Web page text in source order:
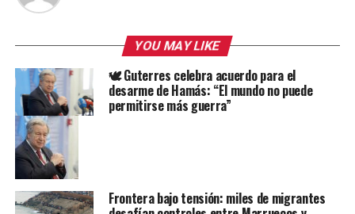
YOU MAY LIKE
🕊️ Guterres celebra acuerdo para el
desarme de Hamás: “El mundo no puede
permitirse más guerra”
Frontera bajo tensión: miles de migrantes